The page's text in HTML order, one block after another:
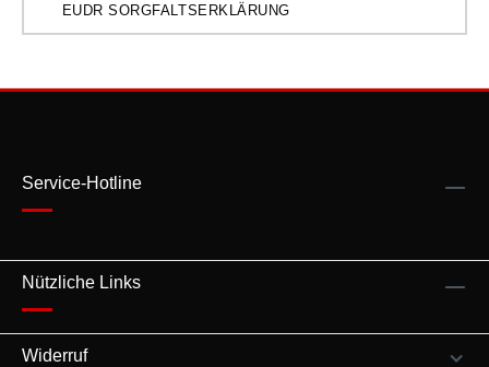
EUDR SORGFALTSERKLÄRUNG
Service-Hotline
Nützliche Links
Widerruf